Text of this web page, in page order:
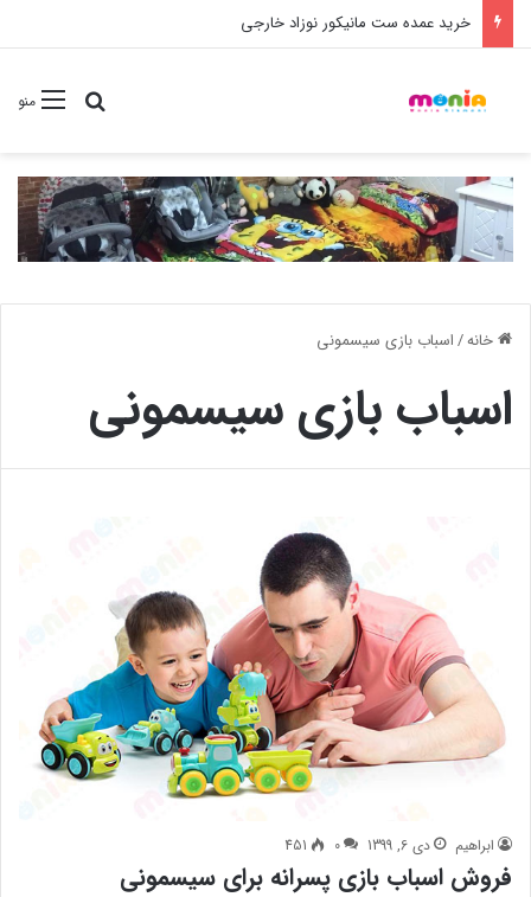
خرید شامپو سر و بدن 500 میل کودک موستلا
منوجستجو
خانه/اسباب بازی سیسمونی
اسباب بازی سیسمونی
ابراهیم دی 6, 1399 0
451
فروش اسباب بازی پسرانه برای سیسمونی